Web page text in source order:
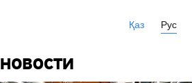
Қаз Рус
НОВОСТИ